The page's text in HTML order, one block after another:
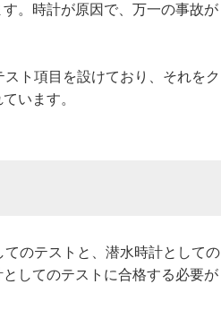
。時計が原因で、万一の事故が
ト項目を設けており、それをク
います。
のテストと、潜水時計としての
してのテストに合格する必要が